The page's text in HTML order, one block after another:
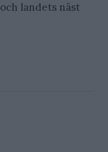
landets näst